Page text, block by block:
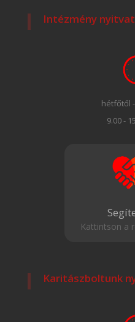
Intézmény
hétfőtől
9.00 -
Kattintson a
Karitászboltunk